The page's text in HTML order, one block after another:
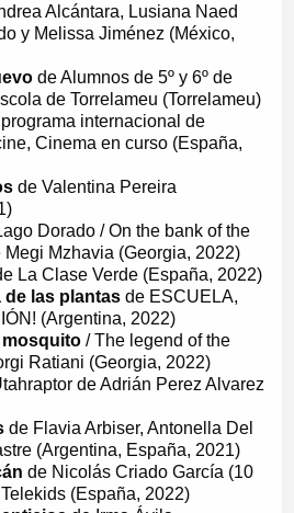
Alcántara, Lusiana Naed
y Melissa Jiménez (México,
de Alumnos de 5º y 6º de
de Torrelameu (Torrelameu)
internacional de
Cinema en curso (España,
de Valentina Pereira
Dorado / On the bank of the
Mzhavia (Georgia, 2022)
La Clase Verde (España, 2022)
de las plantasde ESCUELA,
(Argentina, 2022)
mosquito/ The legend of the
Ratiani (Georgia, 2022)
de Adrián Perez Alvarez
de Flavia Arbiser, Antonella Del
(Argentina, España, 2021)
de Nicolás Criado García (10
(España, 2022)